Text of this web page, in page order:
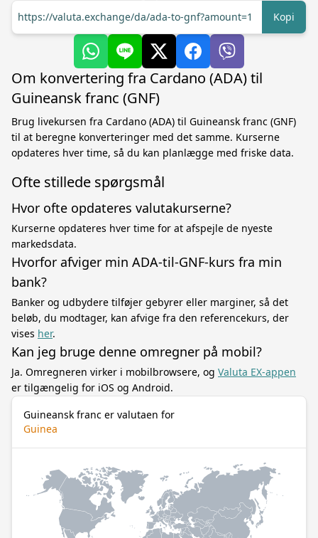
https://valuta.exchange/da/ada-to-gnf?amount=1
Kopi
Om konvertering fra Cardano (ADA) til
Guineansk franc (GNF)
Brug livekursen fra Cardano (ADA) til Guineansk franc (GNF)
til at beregne konverteringer med det samme. Kurserne
opdateres hver time, så du kan planlægge med friske data.
Ofte stillede spørgsmål
Hvor ofte opdateres valutakurserne?
Kurserne opdateres hver time for at afspejle de nyeste
markedsdata.
Hvorfor afviger min ADA-til-GNF-kurs fra min
bank?
Banker og udbydere tilføjer gebyrer eller marginer, så det
beløb, du modtager, kan afvige fra den referencekurs, der
vises her.
Kan jeg bruge denne omregner på mobil?
Ja. Omregneren virker i mobilbrowsere, og Valuta EX-appen
er tilgængelig for iOS og Android.
Guineansk franc er valutaen for
Guinea